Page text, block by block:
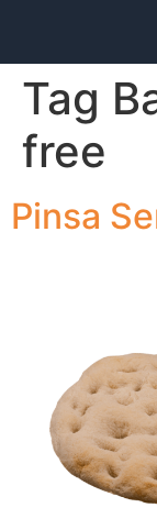
Tag
free
Pinsa